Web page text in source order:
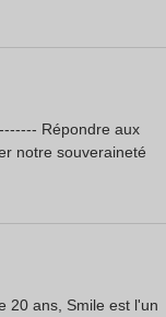
Répondre aux
notre souveraineté
20 ans, Smile est l'un